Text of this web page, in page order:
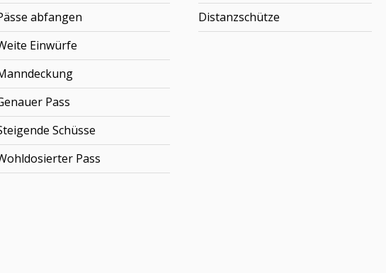
abfangen
Einwürfe
Pass
Schüsse
Pass
Distanzschütze